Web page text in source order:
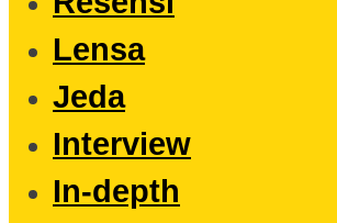
Lensa
Jeda
Interview
In-depth